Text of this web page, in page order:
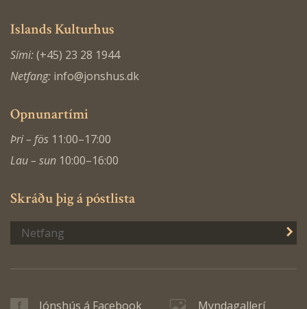
Islands Kulturhus
Sími:(+45) 23 28 1944
Netfang: info@jonshus.dk
Opnunartími
Þri – fös 11:00–17:00
Lau – sun 10:00–16:00
Skráðu þig á póstlista
Jónshús á Facebook Myndagallerí